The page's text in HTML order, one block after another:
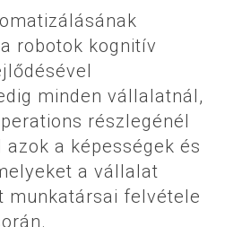
robotok kognitív
minden vállalatnál,
részlegénél
a képességek és
a vállalat
munkatársai felvétele